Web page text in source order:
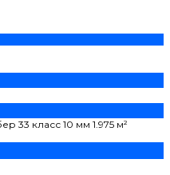
33 класс 10 мм 1.975 м²